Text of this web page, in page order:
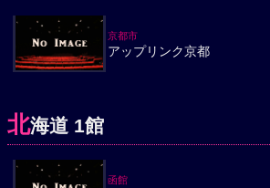
京都市
アップリンク京都
北海道 1館
函館